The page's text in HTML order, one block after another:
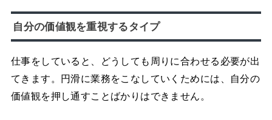
自分の価値観を重視するタイプ
仕事をしていると、どうしても周りに合わせる必要が出
てきます。円滑に業務をこなしていくためには、自分の
価値観を押し通すことばかりはできません。